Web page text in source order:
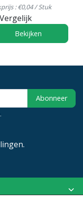
: €0,04 / Stuk
Vergelijk
Bekijken
Abonneer